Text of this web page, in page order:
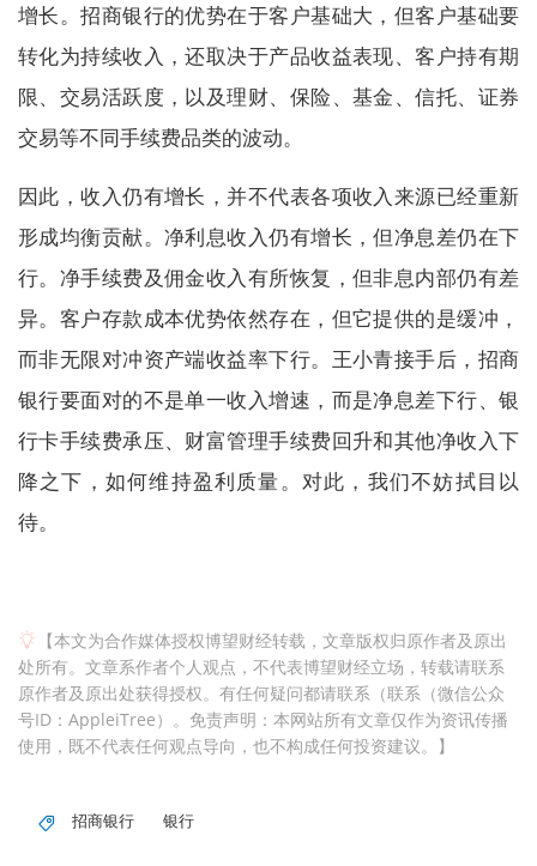
增长。招商银行的优势在于客户基础大，但客户基础要
转化为持续收入，还取决于产品收益表现、客户持有期
限、交易活跃度，以及理财、保险、基金、信托、证券
交易等不同手续费品类的波动。
因此，收入仍有增长，并不代表各项收入来源已经重新
形成均衡贡献。净利息收入仍有增长，但净息差仍在下
行。净手续费及佣金收入有所恢复，但非息内部仍有差
异。客户存款成本优势依然存在，但它提供的是缓冲，
而非无限对冲资产端收益率下行。王小青接手后，招商
银行要面对的不是单一收入增速，而是净息差下行、银
行卡手续费承压、财富管理手续费回升和其他净收入下
降之下，如何维持盈利质量。对此，我们不妨拭目以
待。
【本文为合作媒体授权博望财经转载，文章版权归原作者及原出
处所有。文章系作者个人观点，不代表博望财经立场，转载请联系
原作者及原出处获得授权。有任何疑问都请联系（联系（微信公众
号ID：AppleiTree）。免责声明：本网站所有文章仅作为资讯传播
使用，既不代表任何观点导向，也不构成任何投资建议。】
招商银行 银行